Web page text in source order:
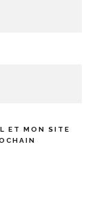
ET MON SITE